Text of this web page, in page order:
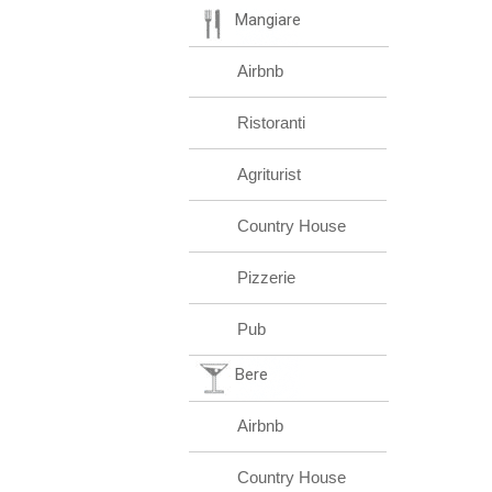
Mangiare
Airbnb
Ristoranti
Agriturist
Country House
Pizzerie
Pub
Bere
Airbnb
Country House